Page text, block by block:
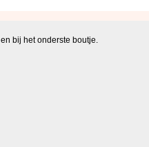
bij het onderste boutje.